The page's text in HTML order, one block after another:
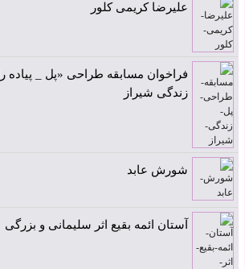
علیرضا کریمی کلور
فراخوان مسابقه طراحی «پل _ پیاده
زندگی شیراز
شورش عابد
آستان ائمه بقیع اثر سلیمانی و بزرگی